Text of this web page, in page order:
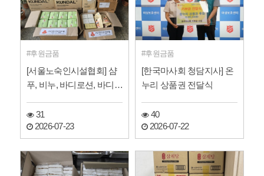
후원금품
[서울노숙인시설협회] 샴
푸, 비누, 바디로션, 바디워
31
2026-07-23
후원금품
[한국마사회 청담지사] 온
누리 상품권 전달식
40
2026-07-22